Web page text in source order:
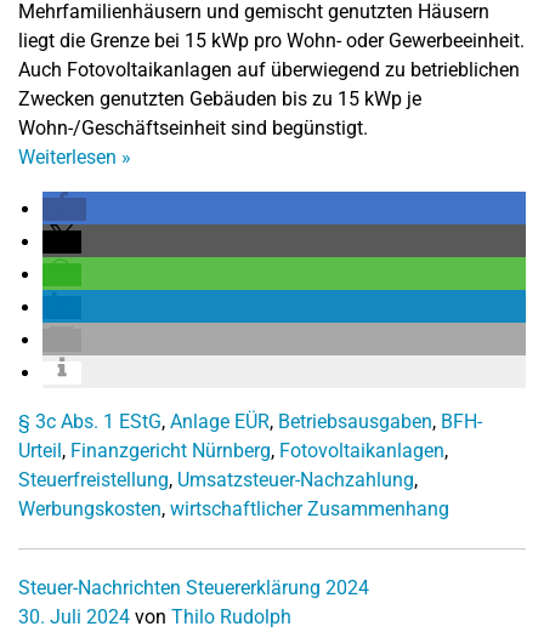
Mehrfamilienhäusern und gemischt genutzten Häusern
liegt die Grenze bei 15 kWp pro Wohn- oder Gewerbeeinheit.
Auch Fotovoltaikanlagen auf überwiegend zu betrieblichen
Zwecken genutzten Gebäuden bis zu 15 kWp je
Wohn-/Geschäftseinheit sind begünstigt.
Weiterlesen »
§ 3c Abs. 1 EStG, Anlage EÜR, Betriebsausgaben, BFH-
Urteil, Finanzgericht Nürnberg, Fotovoltaikanlagen,
Steuerfreistellung, Umsatzsteuer-Nachzahlung,
Werbungskosten, wirtschaftlicher Zusammenhang
Steuer-Nachrichten Steuererklärung 2024
30. Juli 2024 von Thilo Rudolph